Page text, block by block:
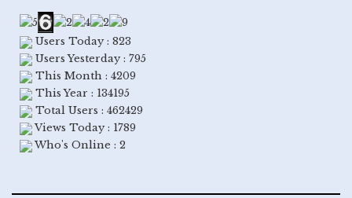
Users Today : 823
Users Yesterday : 795
This Month : 4209
This Year : 134195
Total Users : 462429
Views Today : 1789
Who's Online : 2